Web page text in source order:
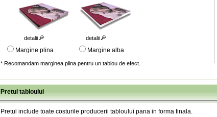
detalii detalii
Margine plina Margine alba
* Recomandam marginea plina pentru un tablou de efect.
Pretul tabloului
Pretul include toate costurile producerii tabloului pana in forma finala.